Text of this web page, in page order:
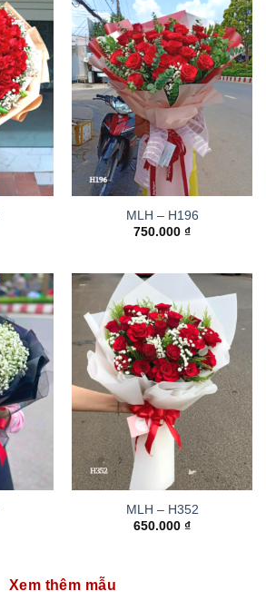
MLH – H196
750.000 ₫
MLH – H352
650.000 ₫
Xem thêm mẫu